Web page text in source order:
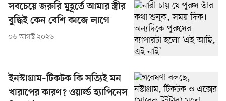
সবচেয়ে জরুরি মুহূর্তে আমার স্ত্রীর
বুদ্ধিই কেন বেশি কাজে লাগে
০৬ আগস্ট ২০২৬
ইনস্টাগ্রাম–টিকটক কি সত্যিই মন
খারাপের কারণ? ওয়ার্ল্ড হ্যাপিনেস